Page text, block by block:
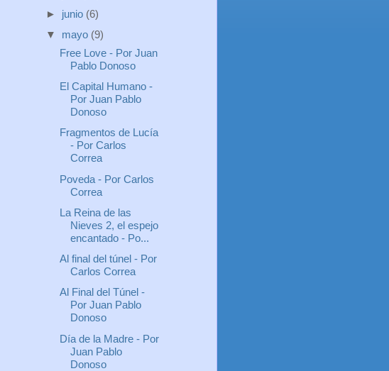
► junio (6)
▼ mayo (9)
Free Love - Por Juan
Pablo Donoso
El Capital Humano -
Por Juan Pablo
Donoso
Fragmentos de Lucía
- Por Carlos
Correa
Poveda - Por Carlos
Correa
La Reina de las
Nieves 2, el espejo
encantado - Po...
Al final del túnel - Por
Carlos Correa
Al Final del Túnel -
Por Juan Pablo
Donoso
Día de la Madre - Por
Juan Pablo
Donoso